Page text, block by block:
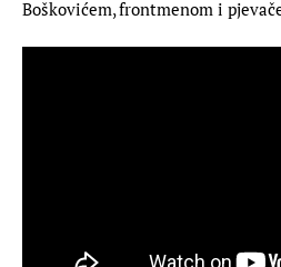
Boškovićem, frontmenom i